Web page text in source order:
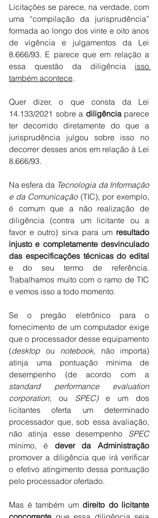
Licitações se parece, na verdade, com
uma “compilação da jurisprudência”
formada ao longo dos vinte e oito anos
de vigência e julgamentos da Lei
8.666/93. E parece que em relação a
essa questão da diligência isso
também acontece.
Quer dizer, o que consta da Lei
14.133/2021 sobre a diligência parece
ter decorrido diretamente do que a
jurisprudência julgou sobre isso no
decorrer desses anos em relação à Lei
8.666/93.
Na esfera da Tecnologia da Informação
e da Comunicação (TIC), por exemplo,
é comum que a não realização de
diligência (contra um licitante ou a
favor e outro) sirva para um resultado
injusto e completamente desvinculado
e do seu termo de referência.
Trabalhamos muito com o ramo de TIC
e vemos isso a todo momento.
Se o pregão eletrônico para o
fornecimento de um computador exige
que o processador desse equipamento
(desktop ou notebook, não importa)
atinja uma pontuação mínima de
standard performance evaluation
corporation, ou SPEC) e um dos
licitantes oferta um determinado
processador que, sob essa avaliação,
não atinja esse desempenho SPEC
mínimo, é dever da Administração
promover a diligência que irá verificar
o efetivo atingimento dessa pontuação
pelo processador ofertado.
Mas é também um direito do licitante